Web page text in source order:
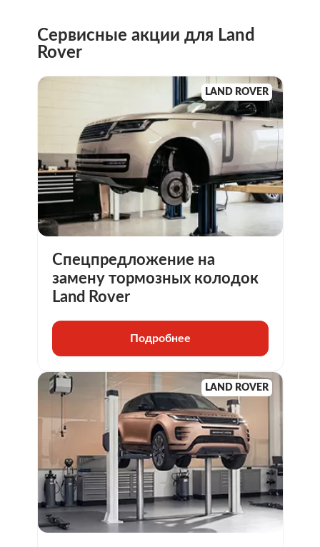
Сервисные акции для Land
Rover
LAND ROVER
Спецпредложение на
замену тормозных колодок
Land Rover
Подробнее
LAND ROVER